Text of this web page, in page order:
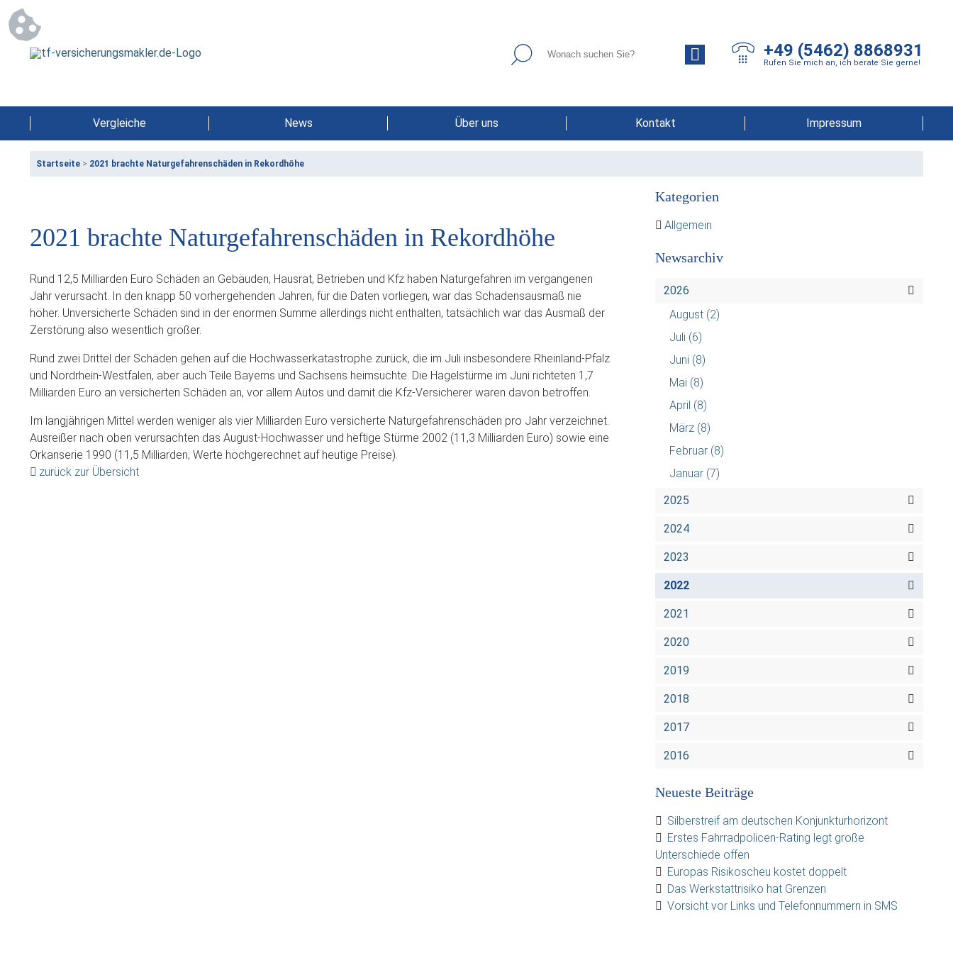
+49 (5462) 8868931
Rufen Sie mich an, ich berate Sie gerne!
Vergleiche News Über uns Kontakt Impressum
Startseite > 2021 brachte Naturgefahrenschäden in Rekordhöhe
2021 brachte Naturgefahrenschäden in Rekordhöhe
Rund 12,5 Milliarden Euro Schäden an Gebäuden, Hausrat, Betrieben und Kfz haben Naturgefahren im vergangenen
Jahr verursacht. In den knapp 50 vorhergehenden Jahren, für die Daten vorliegen, war das Schadensausmaß nie
höher. Unversicherte Schäden sind in der enormen Summe allerdings nicht enthalten, tatsächlich war das Ausmaß der
Zerstörung also wesentlich größer.
Rund zwei Drittel der Schäden gehen auf die Hochwasserkatastrophe zurück, die im Juli insbesondere Rheinland-Pfalz
und Nordrhein-Westfalen, aber auch Teile Bayerns und Sachsens heimsuchte. Die Hagelstürme im Juni richteten 1,7
Milliarden Euro an versicherten Schäden an, vor allem Autos und damit die Kfz-Versicherer waren davon betroffen.
Im langjährigen Mittel werden weniger als vier Milliarden Euro versicherte Naturgefahrenschäden pro Jahr verzeichnet.
Ausreißer nach oben verursachten das August-Hochwasser und heftige Stürme 2002 (11,3 Milliarden Euro) sowie eine
Orkanserie 1990 (11,5 Milliarden; Werte hochgerechnet auf heutige Preise).
zurück zur Übersicht
Kategorien
Allgemein
Newsarchiv
2026
August (2)
Juli (6)
Juni (8)
Mai (8)
April (8)
März (8)
Februar (8)
Januar (7)
2025
2024
2023
2022
2021
2020
2019
2018
2017
2016
Neueste Beiträge
Silberstreif am deutschen Konjunkturhorizont
Erstes Fahrradpolicen-Rating legt große
Unterschiede offen
Europas Risikoscheu kostet doppelt
Das Werkstattrisiko hat Grenzen
Vorsicht vor Links und Telefonnummern in SMS